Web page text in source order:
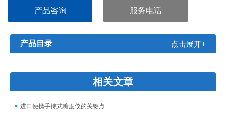
产品咨询 服务电话
产品目录 点击展开+
相关文章
进口便携手持式糖度仪的关键点